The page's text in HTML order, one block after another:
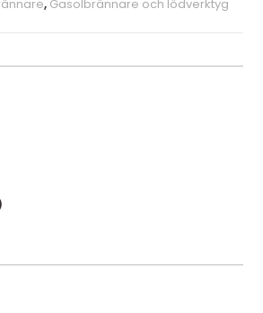
, Gasolbrännare och lödverktyg